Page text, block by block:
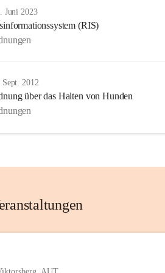
Juni 2023
(RIS)
Sept. 2012
über das Halten von Hunden